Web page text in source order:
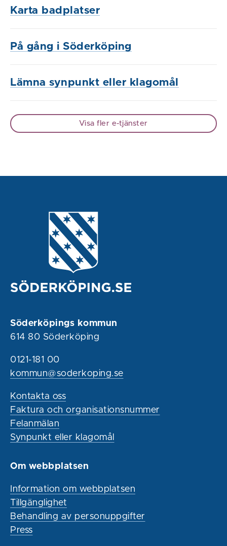
Karta badplatser
På gång i Söderköping
Lämna synpunkt eller klagomål
Visa fler e-tjänster
Söderköpings kommun
614 80 Söderköping
0121-181 00
kommun@soderkoping.se
Kontakta oss
Faktura och organisationsnummer
Felanmälan
Synpunkt eller klagomål
Om webbplatsen
Information om webbplatsen
Tillgänglighet
Behandling av personuppgifter
Press